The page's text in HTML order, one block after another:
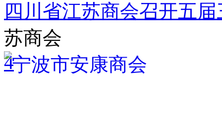
四川省江苏商会召开五
苏商会
4